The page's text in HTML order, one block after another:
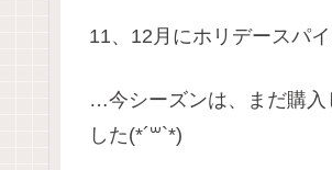
11、12月にホリデースパ
…今シーズンは、まだ購
した(*´꒳`*)